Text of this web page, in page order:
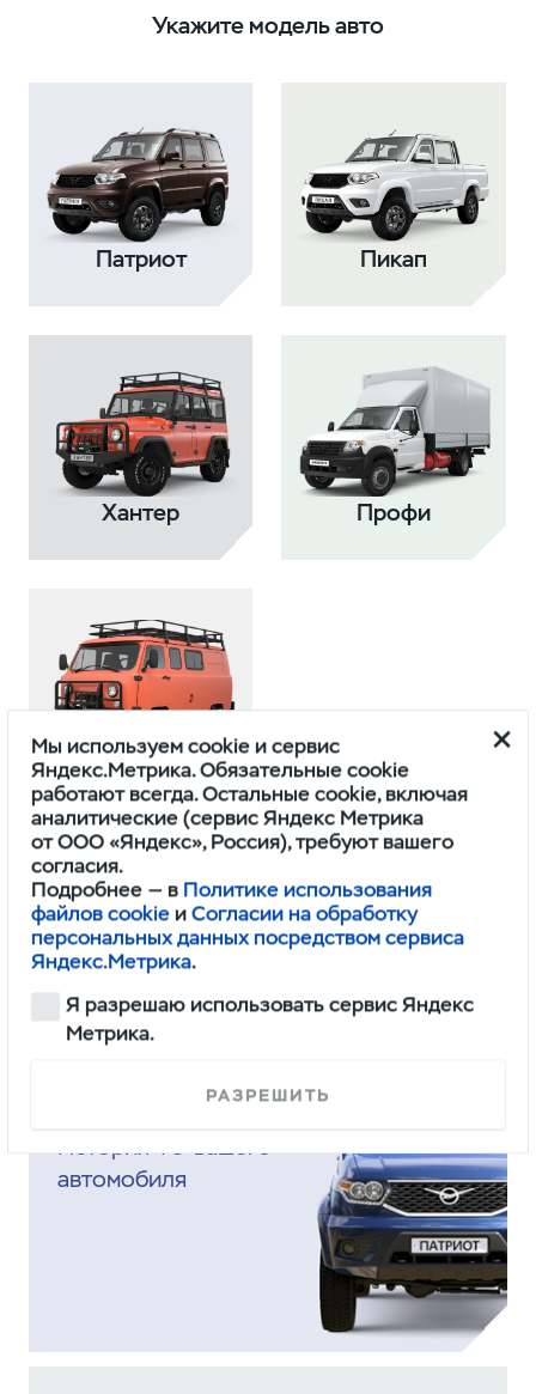
Укажите модель авто
Патриот Пикап
Хантер Профи
Буханка
Электронная сервисная
История ТО вашего
автомобиля
Мы используем cookie и сервис
Яндекс.Метрика. Обязательные cookie
работают всегда. Остальные cookie, включая
аналитические (сервис Яндекс Метрика
от ООО «Яндекс», Россия), требуют вашего
согласия.
Подробнее — в Политике использования
файлов cookie иСогласии на обработку
персональных данных посредством сервиса
Яндекс.Метрика.
Я разрешаю использовать сервис Яндекс
Метрика.
РАЗРЕШИТЬ